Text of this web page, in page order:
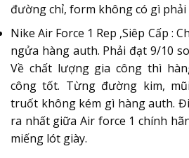
đường chỉ, form không có gì phải
Nike Air Force 1 Rep ,Siêp Cấp :
ngửa hàng auth. Phải đạt 9/10
Về chất lượng gia công thì
công tốt. Từng đường kim,
truốt không kém gì hàng auth.
ra nhất giữa Air force 1 chính
miếng lót giày.